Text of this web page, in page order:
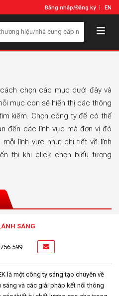
Đăng nhập/Đăng ký EN
chọn các mục dưới đây và
mục con sẽ hiển thị các thông
kiếm. Chọn công ty để có thể
đến các lĩnh vực mà đơn vị đó
lĩnh vực như: chi tiết về lĩnh
thị khi click chọn biểu tượng
SÁNG
599
là một công ty sáng tạo chuyên về
sáng và các giải pháp kết nối thông